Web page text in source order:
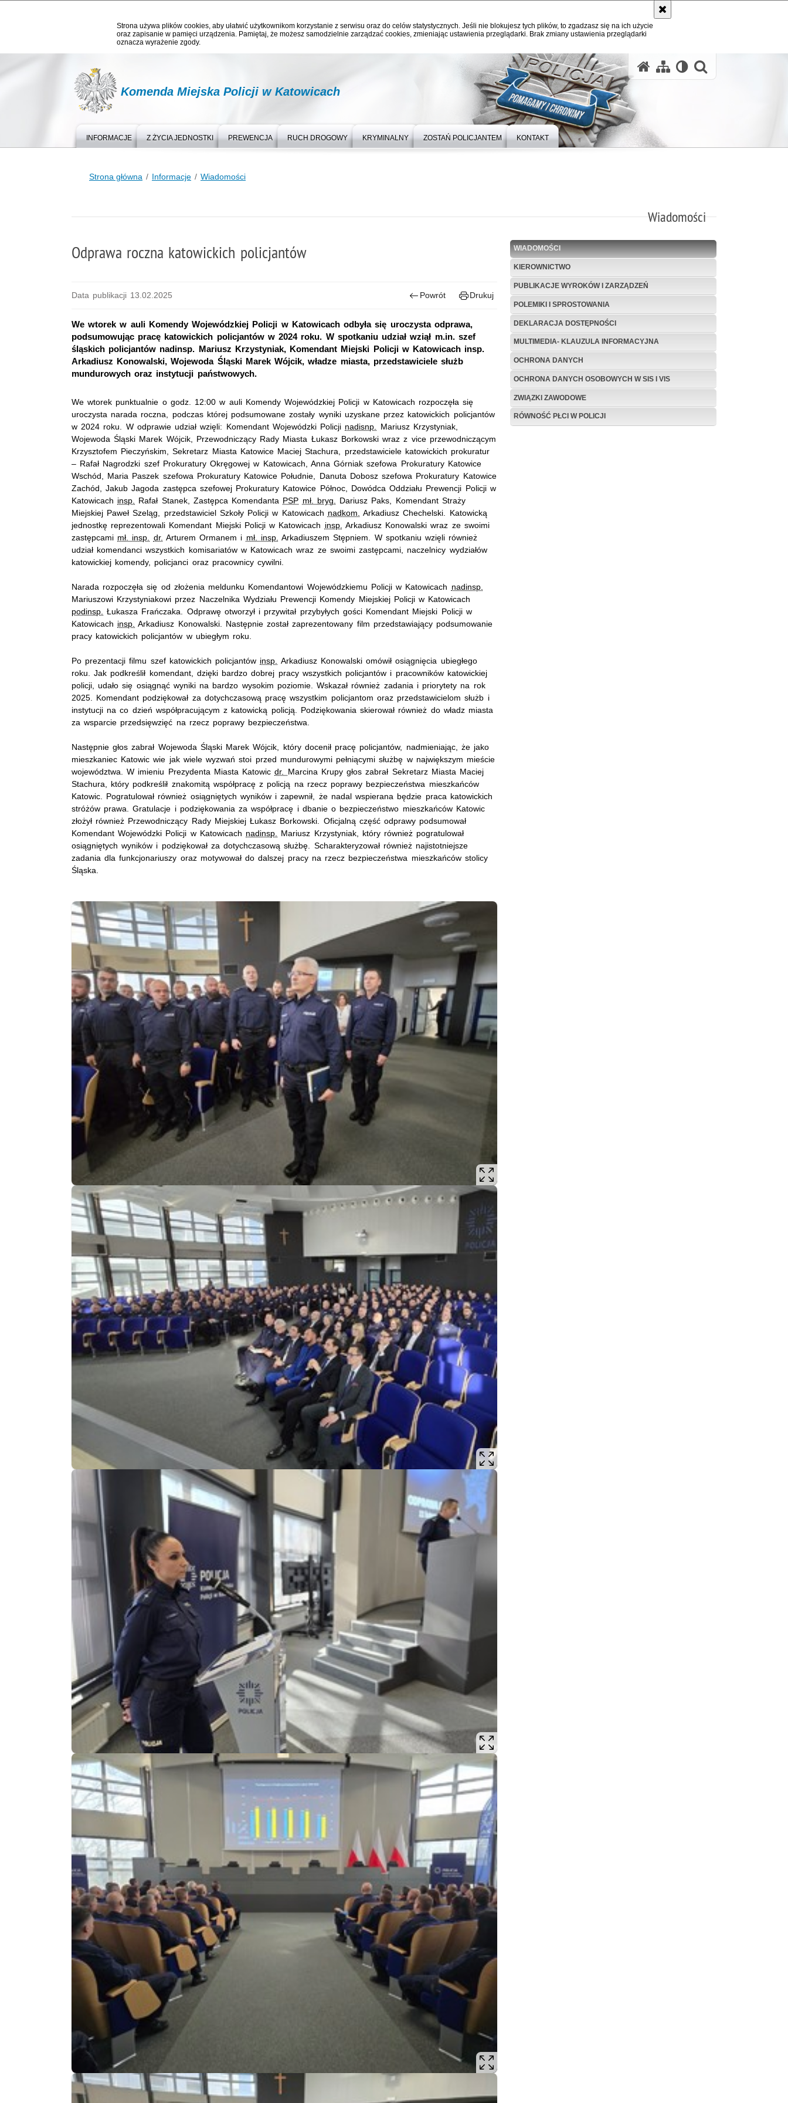
Strona używa plików cookies, aby ułatwić użytkownikom korzystanie z serwisu oraz do celów statystycznych. Jeśli nie blokujesz tych plików, to zgadzasz się na ich użycie
oraz zapisanie w pamięci urządzenia. Pamiętaj, że możesz samodzielnie zarządzać cookies, zmieniając ustawienia przeglądarki. Brak zmiany ustawienia przeglądarki
oznacza wyrażenie zgody.
Komenda Miejska Policji w Katowicach
INFORMACJE Z ŻYCIA JEDNOSTKI PREWENCJA RUCH DROGOWY KRYMINALNY ZOSTAŃ POLICJANTEM KONTAKT
Strona główna Informacje Wiadomości
Wiadomości
Odprawa roczna katowickich policjantów
Data publikacji 13.02.2025 Powrót Drukuj
We wtorek w auli Komendy Wojewódzkiej Policji w Katowicach odbyła się uroczysta odprawa,
podsumowując pracę katowickich policjantów w 2024 roku. W spotkaniu udział wziął m.in. szef
śląskich policjantów nadinsp. Mariusz Krzystyniak, Komendant Miejski Policji w Katowicach insp.
Arkadiusz Konowalski, Wojewoda Śląski Marek Wójcik, władze miasta, przedstawiciele służb
mundurowych oraz instytucji państwowych.
We wtorek punktualnie o godz. 12:00 w auli Komendy Wojewódzkiej Policji w Katowicach rozpoczęła się
uroczysta narada roczna, podczas której podsumowane zostały wyniki uzyskane przez katowickich policjantów
w 2024 roku. W odprawie udział wzięli: Komendant Wojewódzki Policji nadisnp. Mariusz Krzystyniak,
Wojewoda Śląski Marek Wójcik, Przewodniczący Rady Miasta Łukasz Borkowski wraz z vice przewodniczącym
Krzysztofem Pieczyńskim, Sekretarz Miasta Katowice Maciej Stachura, przedstawiciele katowickich prokuratur
– Rafał Nagrodzki szef Prokuratury Okręgowej w Katowicach, Anna Górniak szefowa Prokuratury Katowice
Wschód, Maria Paszek szefowa Prokuratury Katowice Południe, Danuta Dobosz szefowa Prokuratury Katowice
Zachód, Jakub Jagoda zastępca szefowej Prokuratury Katowice Północ, Dowódca Oddziału Prewencji Policji w
Katowicach insp. Rafał Stanek, Zastępca Komendanta PSP mł. bryg. Dariusz Paks, Komendant Straży
Miejskiej Paweł Szeląg, przedstawiciel Szkoły Policji w Katowicach nadkom. Arkadiusz Chechelski. Katowicką
jednostkę reprezentowali Komendant Miejski Policji w Katowicach insp. Arkadiusz Konowalski wraz ze swoimi
zastępcami mł. insp. dr. Arturem Ormanem i mł. insp. Arkadiuszem Stępniem. W spotkaniu wzięli również
udział komendanci wszystkich komisariatów w Katowicach wraz ze swoimi zastępcami, naczelnicy wydziałów
katowickiej komendy, policjanci oraz pracownicy cywilni.
Narada rozpoczęła się od złożenia meldunku Komendantowi Wojewódzkiemu Policji w Katowicach nadinsp.
Mariuszowi Krzystyniakowi przez Naczelnika Wydziału Prewencji Komendy Miejskiej Policji w Katowicach
podinsp. Łukasza Frańczaka. Odprawę otworzył i przywitał przybyłych gości Komendant Miejski Policji w
Katowicach insp. Arkadiusz Konowalski. Następnie został zaprezentowany film przedstawiający podsumowanie
pracy katowickich policjantów w ubiegłym roku.
Po prezentacji filmu szef katowickich policjantów insp. Arkadiusz Konowalski omówił osiągnięcia ubiegłego
roku. Jak podkreślił komendant, dzięki bardzo dobrej pracy wszystkich policjantów i pracowników katowickiej
policji, udało się osiągnąć wyniki na bardzo wysokim poziomie. Wskazał również zadania i priorytety na rok
2025. Komendant podziękował za dotychczasową pracę wszystkim policjantom oraz przedstawicielom służb i
instytucji na co dzień współpracującym z katowicką policją. Podziękowania skierował również do władz miasta
za wsparcie przedsięwzięć na rzecz poprawy bezpieczeństwa.
Następnie głos zabrał Wojewoda Śląski Marek Wójcik, który docenił pracę policjantów, nadmieniając, że jako
mieszkaniec Katowic wie jak wiele wyzwań stoi przed mundurowymi pełniącymi służbę w największym mieście
województwa. W imieniu Prezydenta Miasta Katowicdr. Marcina Krupy głos zabrał Sekretarz Miasta Maciej
Stachura, który podkreślił znakomitą współpracę z policją na rzecz poprawy bezpieczeństwa mieszkańców
Katowic. Pogratulował również osiągniętych wyników i zapewnił, że nadal wspierana będzie praca katowickich
stróżów prawa. Gratulacje i podziękowania za współpracę i dbanie o bezpieczeństwo mieszkańców Katowic
złożył również Przewodniczący Rady Miejskiej Łukasz Borkowski. Oficjalną część odprawy podsumował
Komendant Wojewódzki Policji w Katowicach nadinsp. Mariusz Krzystyniak, który również pogratulował
osiągniętych wyników i podziękował za dotychczasową służbę. Scharakteryzował również najistotniejsze
zadania dla funkcjonariuszy oraz motywował do dalszej pracy na rzecz bezpieczeństwa mieszkańców stolicy
Śląska.
WIADOMOŚCI
KIEROWNICTWO
PUBLIKACJE WYROKÓW I ZARZĄDZEŃ
POLEMIKI I SPROSTOWANIA
DEKLARACJA DOSTĘPNOŚCI
MULTIMEDIA- KLAUZULA INFORMACYJNA
OCHRONA DANYCH
OCHRONA DANYCH OSOBOWYCH W SIS I VIS
ZWIĄZKI ZAWODOWE
RÓWNOŚĆ PŁCI W POLICJI